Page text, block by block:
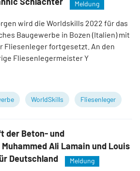
Meldung
wird die Worldskills 2022 für das
Baugewerbe in Bozen (Italien) mit
Fliesenleger fortgesetzt. An den
Fliesenlegermeister Y
WorldSkills Fliesenleger
der Beton- und
Ali Lamain und Louis
Deutschland
Meldung